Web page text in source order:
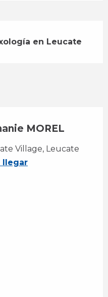
en Leucate
MOREL
Village, Leucate
llegar